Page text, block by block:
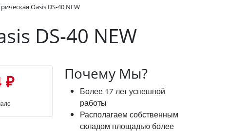
Oasis DS-40 NEW
DS-40 NEW
₽ Почему Мы?
Более 17 лет успешной
работы
Располагаем собственным
складом площадью более